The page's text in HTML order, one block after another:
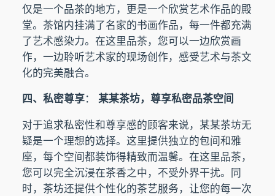
仅是一个品茶的地方，更是一个欣赏艺术作品的殿
堂。茶馆内挂满了名家的书画作品，每一件都充满
了艺术感染力。在这里品茶，您可以一边欣赏画
作，一边聆听艺术家的现场创作，感受艺术与茶文
化的完美融合。
四、私密尊享： 某某茶坊，尊享私密品茶空间
对于追求私密性和尊享感的顾客来说，某某茶坊无
疑是一个理想的选择。这里提供独立的包间和雅
座，每个空间都装饰得精致而温馨。在这里品茶，
您可以完全沉浸在茶香之中，不受外界干扰。同
时，茶坊还提供个性化的茶艺服务，让您的每一次